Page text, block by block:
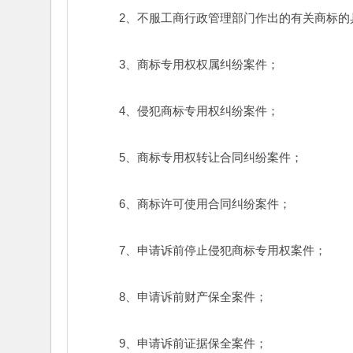
2、不服工商行政管理部门作出的有关商标的
3、商标专用权权属纠纷案件；
4、侵犯商标专用权纠纷案件；
5、商标专用权转让合同纠纷案件；
6、商标许可使用合同纠纷案件；
7、申请诉前停止侵犯商标专用权案件；
8、申请诉前财产保全案件；
9、申请诉前证据保全案件；